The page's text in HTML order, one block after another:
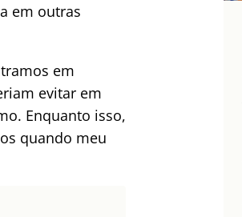
em outras
em
evitar em
Enquanto isso,
quando meu